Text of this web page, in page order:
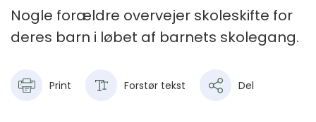
Nogle forældre overvejer skoleskifte for
deres barn i løbet af barnets skolegang.
Print Forstør tekst Del